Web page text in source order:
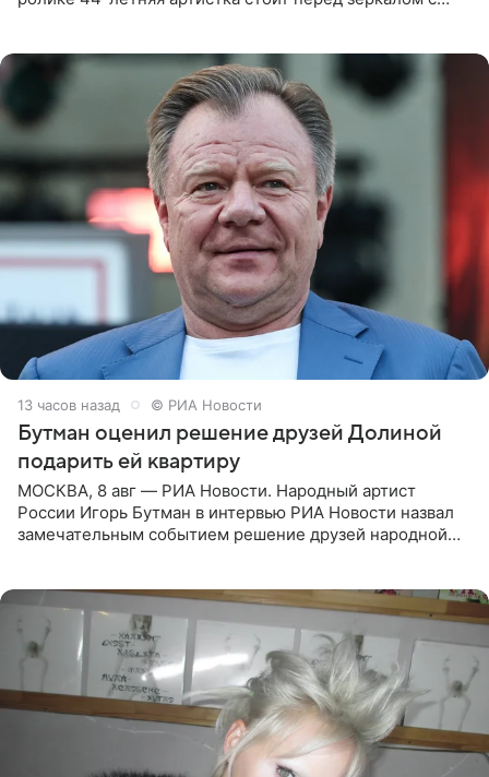
13 часов назад © РИА Новости
Бутман оценил решение друзей Долиной
подарить ей квартиру
МОСКВА, 8 авг — РИА Новости. Народный артист
России Игорь Бутман в интервью РИА Новости назвал
замечательным событием решение друзей народной